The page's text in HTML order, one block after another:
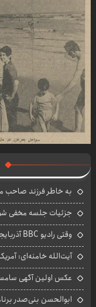
به خاطر فرزند صاحب
جزئیات جلسه مخفی
وقتی رادیو BBC آذربایجان را از ایران جدا کرد!
آیت‌الله خامنه‌ای:
عکس اولین آگهی
ابوالحسن بنی‌صدر